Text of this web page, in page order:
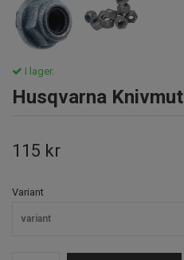
I lager.
Husqvarna
115 kr
Variant
variant